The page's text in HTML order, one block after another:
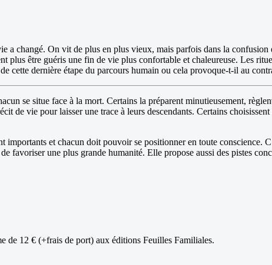
a changé. On vit de plus en plus vieux, mais parfois dans la
plus être guéris une fin de vie plus confortable et chaleureuse. Les
cette dernière étape du parcours humain ou cela provoque-t-il au
se situe face à la mort. Certains la préparent minutieusement,
de vie pour laisser une trace à leurs descendants. Certains
importants et chacun doit pouvoir se positionner en toute conscience.
favoriser une plus grande humanité. Elle propose aussi des pistes
de 12 € (+frais de port) aux éditions Feuilles Familiales.